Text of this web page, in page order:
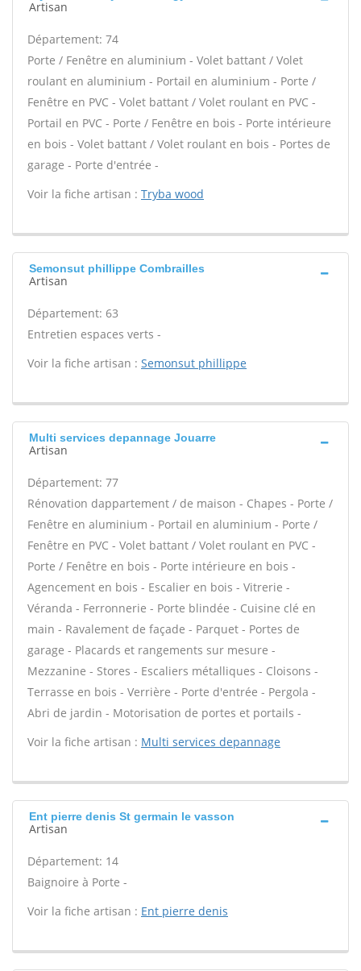
Artisan
Département: 74
Porte / Fenêtre en aluminium - Volet battant / Volet
roulant en aluminium - Portail en aluminium - Porte /
Fenêtre en PVC - Volet battant / Volet roulant en PVC -
Portail en PVC - Porte / Fenêtre en bois - Porte intérieure
en bois - Volet battant / Volet roulant en bois - Portes de
garage - Porte d'entrée -
Voir la fiche artisan : Tryba wood
Semonsut phillippe Combrailles
Artisan
Département: 63
Entretien espaces verts -
Voir la fiche artisan : Semonsut phillippe
Multi services depannage Jouarre
Artisan
Département: 77
Rénovation dappartement / de maison - Chapes - Porte /
Fenêtre en aluminium - Portail en aluminium - Porte /
Fenêtre en PVC - Volet battant / Volet roulant en PVC -
Porte / Fenêtre en bois - Porte intérieure en bois -
Agencement en bois - Escalier en bois - Vitrerie -
Véranda - Ferronnerie - Porte blindée - Cuisine clé en
main - Ravalement de façade - Parquet - Portes de
garage - Placards et rangements sur mesure -
Mezzanine - Stores - Escaliers métalliques - Cloisons -
Terrasse en bois - Verrière - Porte d'entrée - Pergola -
Abri de jardin - Motorisation de portes et portails -
Voir la fiche artisan : Multi services depannage
Ent pierre denis St germain le vasson
Artisan
Département: 14
Baignoire à Porte -
Voir la fiche artisan : Ent pierre denis